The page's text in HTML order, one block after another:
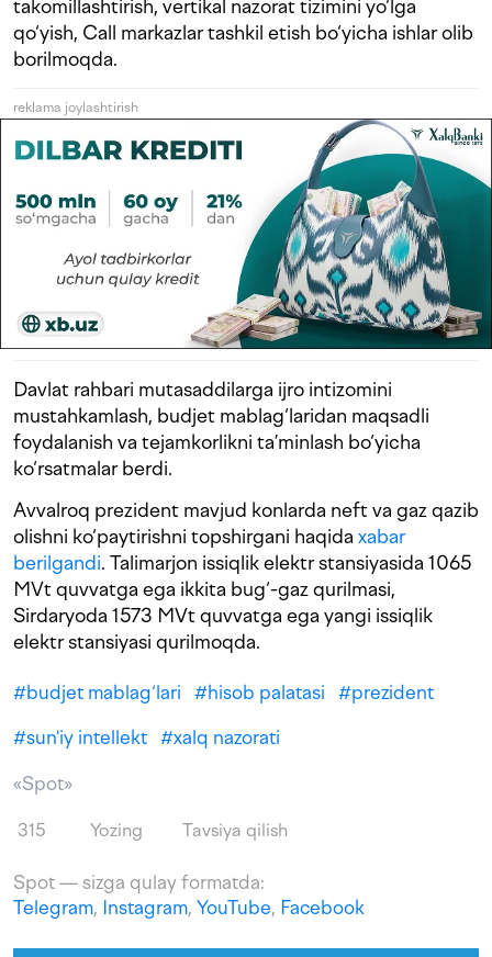
takomillashtirish, vertikal nazorat tizimini yo‘lga
qo‘yish, Call markazlar tashkil etish bo‘yicha ishlar olib
borilmoqda.
reklama joylashtirish
Davlat rahbari mutasaddilarga ijro intizomini
mustahkamlash, budjet mablag‘laridan maqsadli
foydalanish va tejamkorlikni ta’minlash bo‘yicha
ko‘rsatmalar berdi.
Avvalroq prezident mavjud konlarda neft va gaz qazib
olishni ko‘paytirishni topshirgani haqida xabar
berilgandi. Talimarjon issiqlik elektr stansiyasida 1065
MVt quvvatga ega ikkita bug‘-gaz qurilmasi,
Sirdaryoda 1573 MVt quvvatga ega yangi issiqlik
elektr stansiyasi qurilmoqda.
#budjet mablag‘lari #hisob palatasi #prezident
#sun'iy intellekt #xalq nazorati
«Spot»
315 Yozing Tavsiya qilish
Spot — sizga qulay formatda:
Telegram, Instagram, YouTube, Facebook